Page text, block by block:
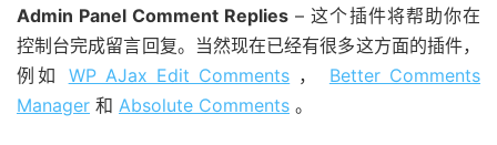
Admin Panel Comment Replies – 这个插件将帮助你在
控制台完成留言回复。当然现在已经有很多这方面的插件，
例如 WP AJax Edit Comments ， Better Comments
Manager 和 Absolute Comments 。